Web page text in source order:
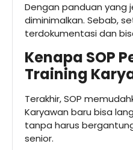
Dengan panduan yang
diminimalkan. Sebab,
terdokumentasi dan
Kenapa SOP
Training
Terakhir, SOP
Karyawan baru bisa
tanpa harus
senior.